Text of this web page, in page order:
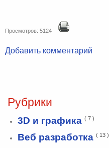
Просмотров: 5124
Добавить комментарий
Рубрики
3D и графика ( 7 )
Веб разработка ( 13 )